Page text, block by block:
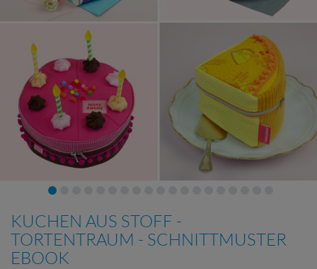
KUCHEN AUS STOFF -
TORTENTRAUM - SCHNITTMUSTER
EBOOK